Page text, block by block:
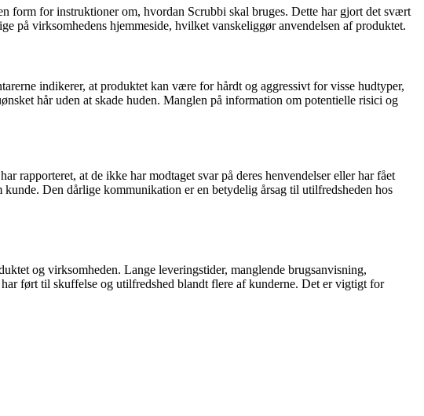
form for instruktioner om, hvordan Scrubbi skal bruges. Dette har gjort det svært
på virksomhedens hjemmeside, hvilket vanskeliggør anvendelsen af produktet.
indikerer, at produktet kan være for hårdt og aggressivt for visse hudtyper,
hår uden at skade huden. Manglen på information om potentielle risici og
rapporteret, at de ikke har modtaget svar på deres henvendelser eller har fået
Den dårlige kommunikation er en betydelig årsag til utilfredsheden hos
og virksomheden. Lange leveringstider, manglende brugsanvisning,
ført til skuffelse og utilfredshed blandt flere af kunderne. Det er vigtigt for